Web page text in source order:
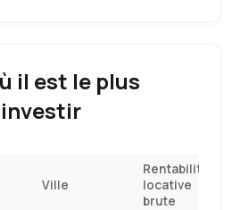
il est le plus
Ville
Rentabilité
locative
brute